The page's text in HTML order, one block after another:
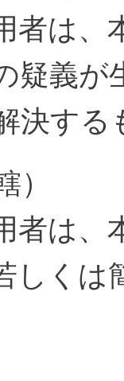
者は、
疑義
決す
）
者は、
しくは